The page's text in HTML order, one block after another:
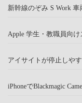
新幹線のぞみ S Work
Apple 学生・教職員向
アイサイトが停止しや
iPhoneでBlackmagic